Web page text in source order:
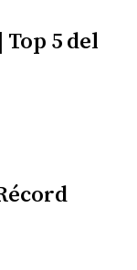
5 del